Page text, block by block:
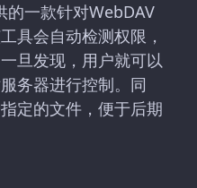
的一款针对WebDAV
具会自动检测权限，
旦发现，用户就可以
务器进行控制。同
定的文件，便于后期